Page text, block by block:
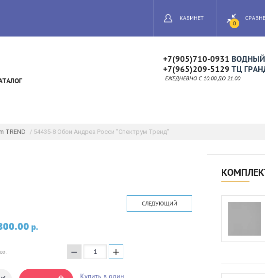
0
КАБИНЕТ
+7(905)710-0931 ВОДНЫЙ
+7(965)209-5129 ТЦ
ЕЖЕДНЕВНО C 10.00 ДО 21.00
TREND / 54435-8 Обои Андреа Росси "Спектрум Тренд"
СЛЕДУЮЩИЙ
p.
− +
Купить в один